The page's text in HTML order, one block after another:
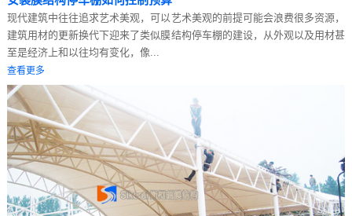
现代建筑中往往追求艺术美观，可以艺术美观的前提可能会浪费很多资源，
建筑用材的更新换代下迎来了类似膜结构停车棚的建设，从外观以及用材甚
至是经济上和以往均有变化，像...
查看更多